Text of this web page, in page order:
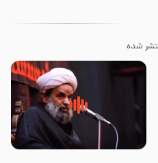
شده
روضه جانسوز پاره های جگر امام
حسن مجتبی علیه السلام-حجت